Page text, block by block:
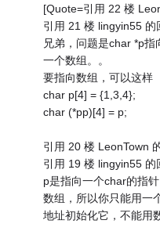
[Quote=引用 22 楼
引用 21 楼 lingyin55 的
兄弟，问题是char *p
一个数组。。
要指向数组，可以这样
char p[4] = {1,3,4};
char (*pp)[4] = p;
引用 20 楼 LeonTown
引用 19 楼 lingyin55 的
p是指向一个char的指
数组，所以你只能用一
地址初始化它，不能用